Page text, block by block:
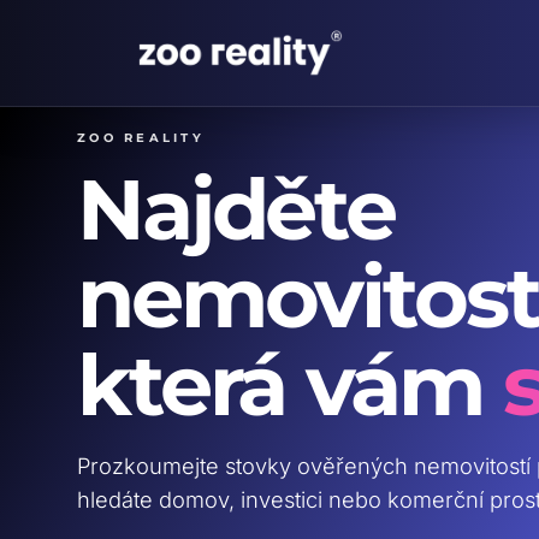
ZOO reality
Najděte
která vám
Prozkoumejte stovky ověřených nemovitostí
hledáte domov, investici nebo komerční